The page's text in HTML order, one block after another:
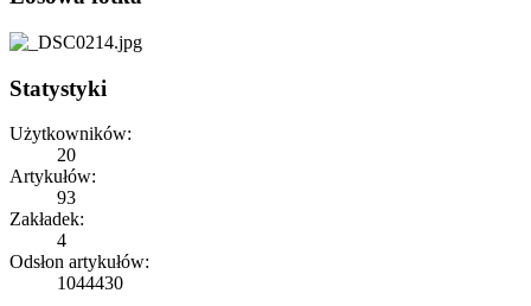
Statystyki
Użytkowników:
20
Artykułów:
93
Zakładek:
4
Odsłon artykułów:
1044430